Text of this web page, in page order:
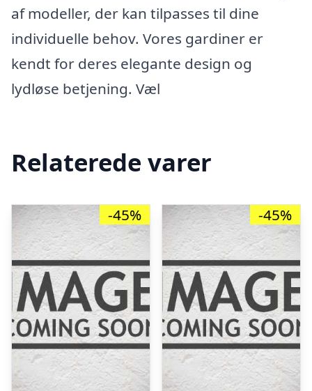
af modeller, der kan tilpasses til dine
individuelle behov. Vores gardiner er
kendt for deres elegante design og
lydløse betjening. Væl
Relaterede varer
-45% -45%